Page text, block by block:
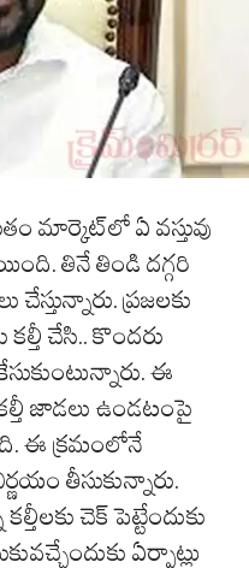
మార్కెట్‌లో ఏ వస్తువు
తినే తిండి దగ్గరి
చేస్తున్నారు. ప్రజలకు
కల్తీ చేసి.. కొందరు
ఈ
జాడలు ఉండటంపై
ఈ క్రమంలోనే
తీసుకున్నారు.
చెక్ పెట్టేందుకు
ఏర్పాట్లు